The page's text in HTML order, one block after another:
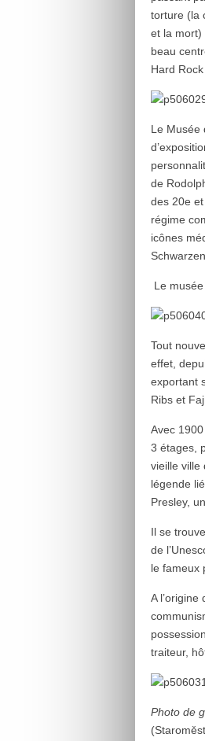
torture (la
et la
beau
Hard
Le Musée
de
des 20e et
régime
icônes
Le
Tout
effet,
exportant
Ribs et
Avec
3 étages,
vieille ville
légende
Presley,
Il se
de
le fameux
A
traiteur,
Photo de